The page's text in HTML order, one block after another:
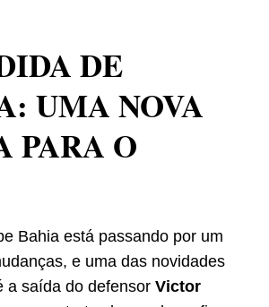
DE
UMA NOVA
PARA O
Bahia está passando por um
e uma das novidades
a saída do defensor Victor